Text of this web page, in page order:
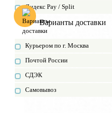
Яндекс Pay / Split
Варианты доставки
Курьером по г. Москва
Почтой России
СДЭК
Самовывоз